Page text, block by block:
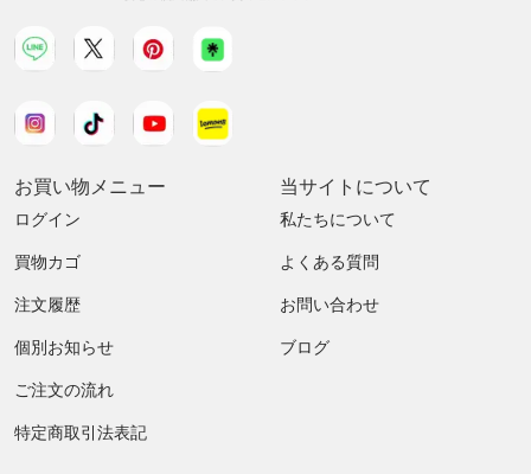
お買い物メニュー
ログイン
買物カゴ
注文履歴
個別お知らせ
ご注文の流れ
特定商取引法表記
当サイトについて
私たちについて
よくある質問
お問い合わせ
ブログ